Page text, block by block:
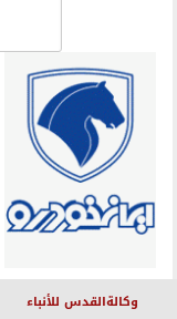
وكالةالقدس للأنباء